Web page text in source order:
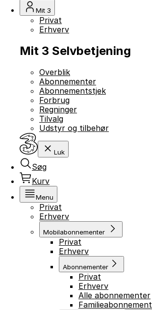
Mit 3
Privat
Erhverv
Mit 3 Selvbetjening
Overblik
Abonnementer
Abonnementstjek
Forbrug
Regninger
Tilvalg
Udstyr og tilbehør
Luk
Søg
Kurv
Menu
Privat
Erhverv
Mobilabonnementer
Privat
Erhverv
Abonnementer
Privat
Erhverv
Alle abonnementer
Familieabonnement